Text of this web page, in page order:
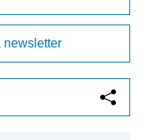
newsletter